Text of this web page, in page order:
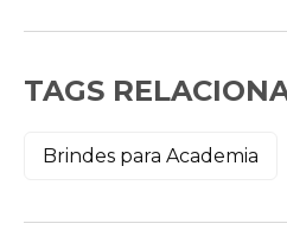
TAGS
Brindes para Academia